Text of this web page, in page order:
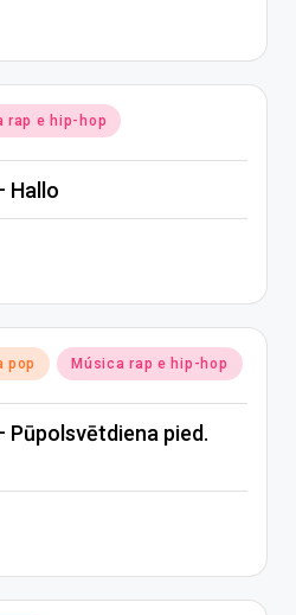
rap e hip-hop
Hallo
pop Música rap e hip-hop
Pūpolsvētdiena pied.